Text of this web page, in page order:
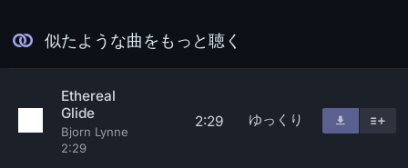
似たような曲をもっと聴く
Ethereal
Glide
Bjorn Lynne
2:29
2:29 ゆっくり